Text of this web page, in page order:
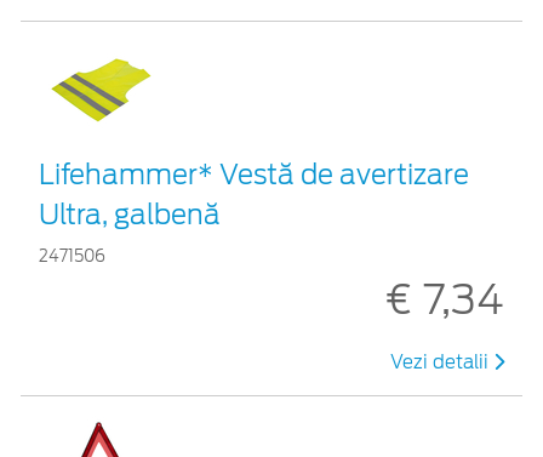
Lifehammer* Vestă de avertizare
Ultra, galbenă
2471506
€ 7,34
Vezi detalii